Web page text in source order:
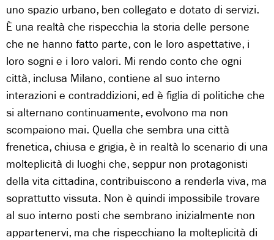
uno spazio urbano, ben collegato e dotato di servizi.
È una realtà che rispecchia la storia delle persone
che ne hanno fatto parte, con le loro aspettative, i
loro sogni e i loro valori. Mi rendo conto che ogni
città, inclusa Milano, contiene al suo interno
interazioni e contraddizioni, ed è figlia di politiche che
si alternano continuamente, evolvono ma non
scompaiono mai. Quella che sembra una città
frenetica, chiusa e grigia, è in realtà lo scenario di una
molteplicità di luoghi che, seppur non protagonisti
della vita cittadina, contribuiscono a renderla viva, ma
soprattutto vissuta. Non è quindi impossibile trovare
al suo interno posti che sembrano inizialmente non
appartenervi, ma che rispecchiano la molteplicità di